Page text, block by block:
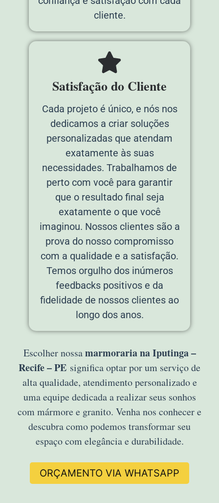
cliente.
Satisfação do Cliente
Cada projeto é único, e nós nos
dedicamos a criar soluções
personalizadas que atendam
exatamente às suas
necessidades. Trabalhamos de
perto com você para garantir
que o resultado final seja
exatamente o que você
imaginou. Nossos clientes são a
prova do nosso compromisso
com a qualidade e a satisfação.
Temos orgulho dos inúmeros
feedbacks positivos e da
fidelidade de nossos clientes ao
longo dos anos.
Escolher nossamarmoraria na Iputinga –
Recife – PE significa optar por um serviço de
alta qualidade, atendimento personalizado e
uma equipe dedicada a realizar seus sonhos
com mármore e granito. Venha nos conhecer e
descubra como podemos transformar seu
espaço com elegância e durabilidade.
ORÇAMENTO VIA WHATSAPP